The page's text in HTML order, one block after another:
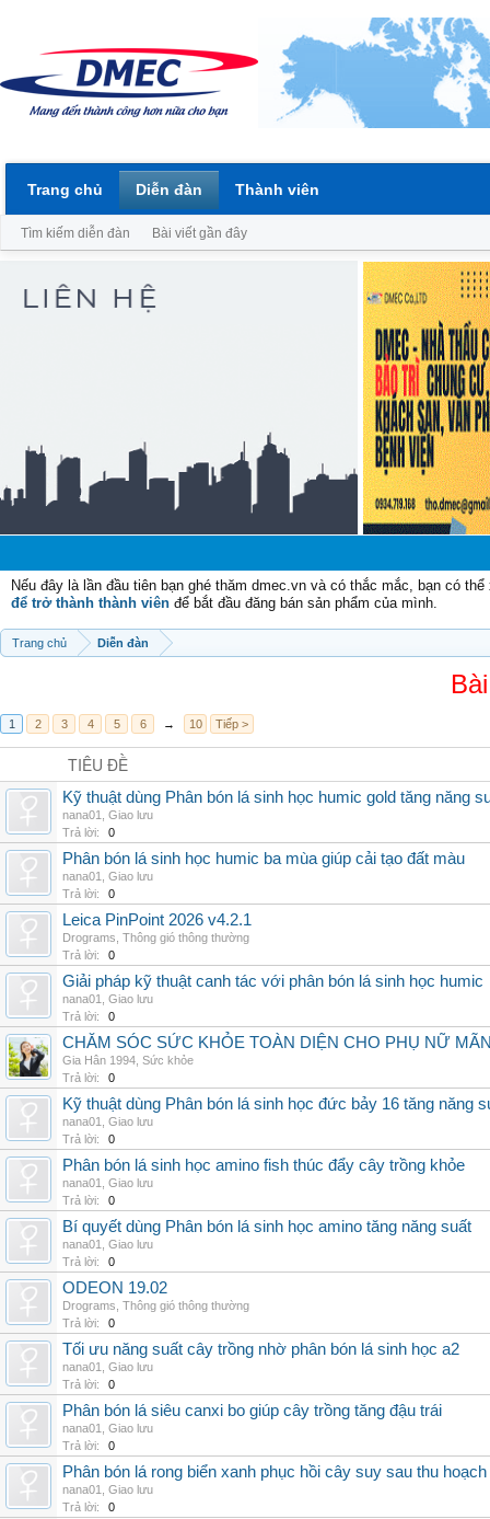
Nếu đây là lần đầu tiên bạn ghé thăm dmec.vn và có thắc mắc, bạn có
để trở thành thành viên để bắt đầu đăng bán sản phẩm của mình.
Trang chủ Diễn đàn
1 2 3 4 5 6 → 10 Tiếp >
TIÊU ĐỀ
Kỹ thuật dùng Phân bón lá sinh học humic gold tăng năng
nana01
Giao lưu
Trả lời:
0
Phân bón lá sinh học humic ba mùa giúp cải tạo đất màu
nana01
Giao lưu
Trả lời:
0
Leica PinPoint 2026 v4.2.1
Drograms Thông gió thông thường
Trả lời:
0
Giải pháp kỹ thuật canh tác với phân bón lá sinh học humic
nana01
Giao lưu
Trả lời:
0
CHĂM SÓC SỨC KHỎE TOÀN DIỆN CHO PHỤ NỮ
Gia Hân 1994 Sức khỏe
Trả lời:
0
Kỹ thuật dùng Phân bón lá sinh học đức bảy 16 tăng năng
nana01
Giao lưu
Trả lời:
0
Phân bón lá sinh học amino fish thúc đẩy cây trồng khỏe
nana01
Giao lưu
Trả lời:
0
Bí quyết dùng Phân bón lá sinh học amino tăng năng suất
nana01
Giao lưu
Trả lời:
0
ODEON 19.02
Drograms Thông gió thông thường
Trả lời:
0
Tối ưu năng suất cây trồng nhờ phân bón lá sinh học a2
nana01
Giao lưu
Trả lời:
0
Phân bón lá siêu canxi bo giúp cây trồng tăng đậu trái
nana01
Giao lưu
Trả lời:
0
Phân bón lá rong biển xanh phục hồi cây suy sau thu hoạch
nana01
Giao lưu
Trả lời:
0
Trang chủ Diễn đàn
Tìm kiếm diễn đàn Bài viết gần đây
Thành viên